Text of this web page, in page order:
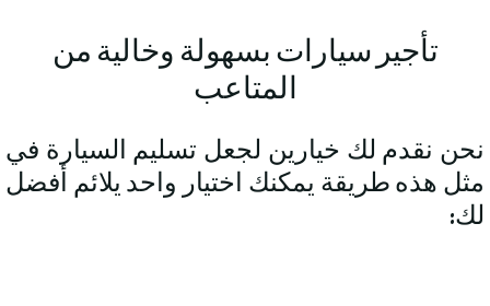
تأجير سيارات بسهولة وخالية من
المتاعب
نحن نقدم لك خيارين لجعل تسليم السيارة في
مثل هذه طريقة يمكنك اختيار واحد يلائم أفضل
لك: